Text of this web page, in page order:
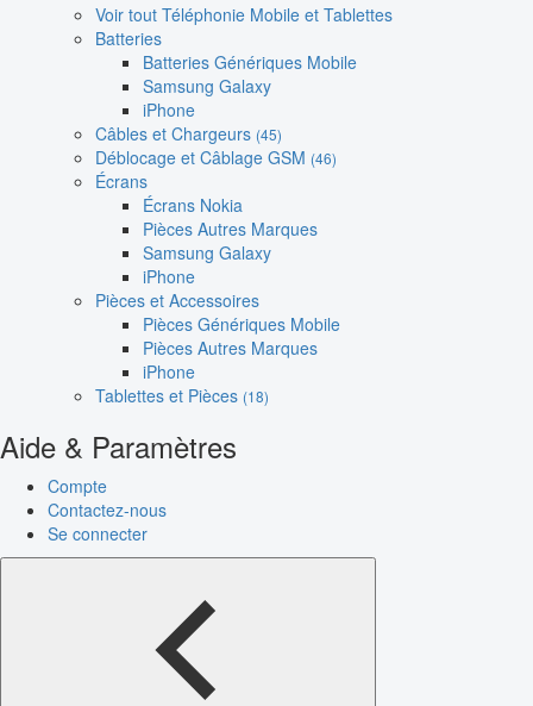
Voir tout Téléphonie Mobile et Tablettes
Batteries
Batteries Génériques Mobile
Samsung Galaxy
iPhone
Câbles et Chargeurs (45)
Déblocage et Câblage GSM (46)
Écrans
Écrans Nokia
Pièces Autres Marques
Samsung Galaxy
iPhone
Pièces et Accessoires
Pièces Génériques Mobile
Pièces Autres Marques
iPhone
Tablettes et Pièces (18)
Aide & Paramètres
Compte
Contactez-nous
Se connecter